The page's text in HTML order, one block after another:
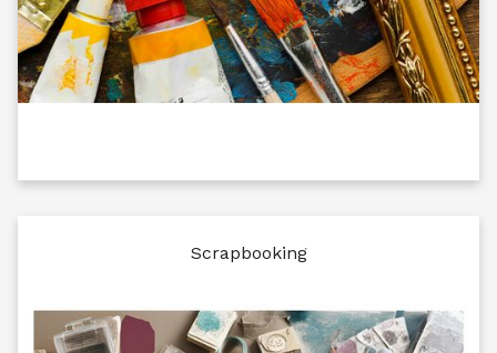
Scrapbooking